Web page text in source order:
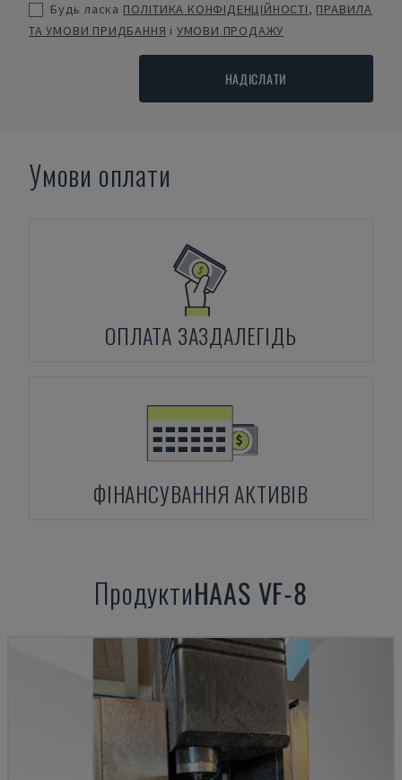
Будь ласка ПОЛІТИКА КОНФІДЕНЦІЙНОСТІ, ПРАВИЛА
ТА УМОВИ ПРИДБАННЯ і УМОВИ ПРОДАЖУ
НАДІСЛАТИ
Умови оплати
ОПЛАТА ЗАЗДАЛЕГІДЬ
ФІНАНСУВАННЯ АКТИВІВ
ПродуктиHAAS VF-8